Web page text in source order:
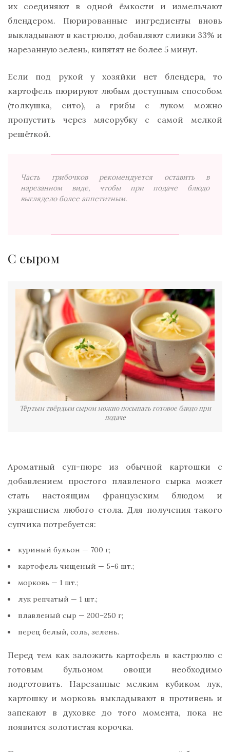
их соединяют в одной ёмкости и измельчают
блендером. Пюрированные ингредиенты вновь
выкладывают в кастрюлю, добавляют сливки 33% и
нарезанную зелень, кипятят не более 5 минут.
Если под рукой у хозяйки нет блендера, то
картофель пюрируют любым доступным способом
(толкушка, сито), а грибы с луком можно
пропустить через мясорубку с самой мелкой
решёткой.
Часть грибочков рекомендуется оставить в
нарезанном виде, чтобы при подаче блюдо
выглядело более аппетитным.
С сыром
Тёртым твёрдым сыром можно посыпать готовое блюдо при
подаче
Ароматный суп-пюре из обычной картошки с
добавлением простого плавленого сырка может
стать настоящим французским блюдом и
украшением любого стола. Для получения такого
супчика потребуется:
куриный бульон — 700 г;
картофель чищеный — 5–6 шт.;
морковь — 1 шт.;
лук репчатый — 1 шт.;
плавленый сыр — 200–250 г;
перец белый, соль, зелень.
Перед тем как заложить картофель в кастрюлю с
готовым бульоном овощи необходимо
подготовить. Нарезанные мелким кубиком лук,
картошку и морковь выкладывают в противень и
запекают в духовке до того момента, пока не
появится золотистая корочка.